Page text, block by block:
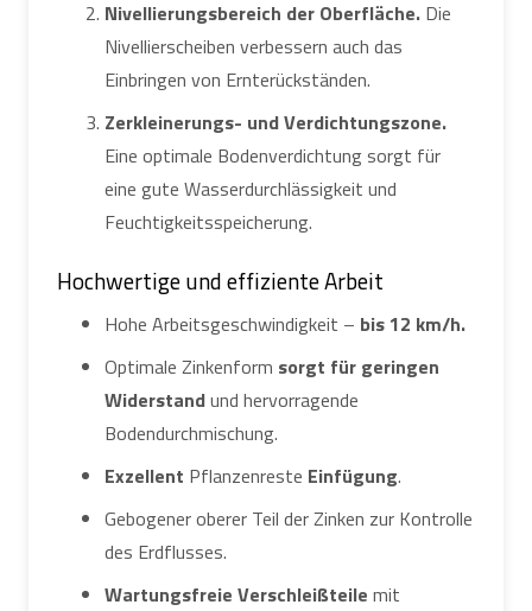
Nivellierungsbereich der Oberfläche. Die
Nivellierscheiben verbessern auch das
Einbringen von Ernterückständen.
Zerkleinerungs- und Verdichtungszone.
Eine optimale Bodenverdichtung sorgt für
eine gute Wasserdurchlässigkeit und
Feuchtigkeitsspeicherung.
Hochwertige und effiziente Arbeit
Hohe Arbeitsgeschwindigkeit – bis 12 km/h.
Optimale Zinkenform sorgt für geringen
Widerstandund hervorragende
Bodendurchmischung.
Exzellent Pflanzenreste Einfügung.
Gebogener oberer Teil der Zinken zur Kontrolle
des Erdflusses.
Wartungsfreie Verschleißteile mit